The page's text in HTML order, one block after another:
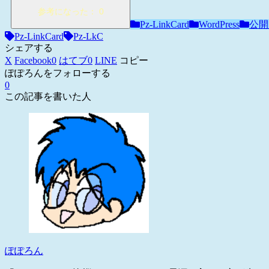
Pz-LinkCard WordPress
公
Pz-LinkCard
Pz-LkC
シェアする
X Facebook0 はてブ0 LINE コピー
ぽぽろんをフォローする
0
この記事を書いた人
ぽぽろん